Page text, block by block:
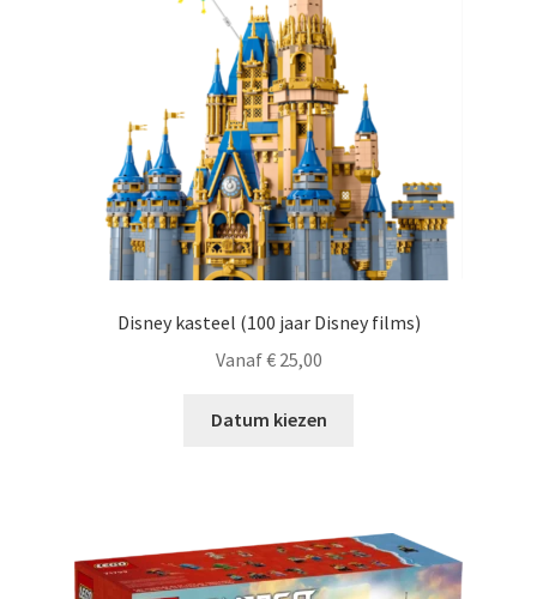
Disney kasteel (100 jaar Disney films)
Vanaf€25,00
Datum kiezen